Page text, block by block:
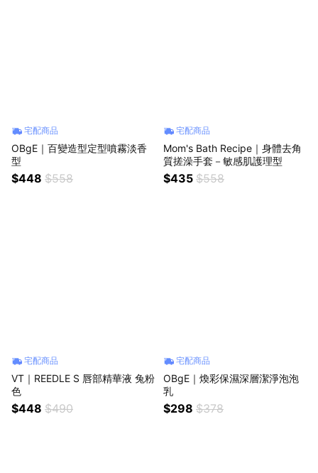
宅配商品
OBgE｜百變造型定型噴霧淡香
型
$448 $558
宅配商品
Mom's Bath Recipe｜身體去角
質搓澡手套－敏感肌護理型
$435 $558
宅配商品
VT｜REEDLE S 唇部精華液 兔粉
色
$448 $490
宅配商品
OBgE｜煥彩保濕深層潔淨泡泡
乳
$298 $378